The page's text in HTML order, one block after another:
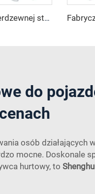
Łącznik kotwiczny SHENGHUI z nierdzewnej stali 316 z podwójnym obrotem dla akcesoriów marynarskich na łodzie
do
osób działających
mocne. Doskonale
hurtowy, to